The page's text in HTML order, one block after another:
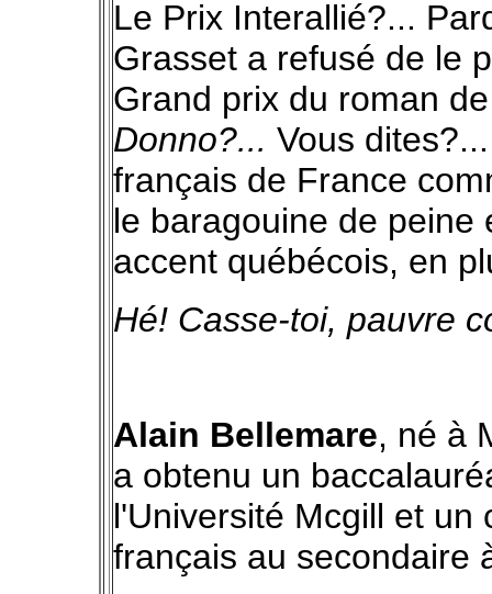
Le Prix Interallié?...
Grasset a refusé de le
Grand prix du roman
Donno?... Vous
français de France
le baragouine de peine
accent québécois, en
Hé! Casse-toi, pauvre
Alain Bellemare, né à
a obtenu un
l'Université Mcgill et un
français au secondaire